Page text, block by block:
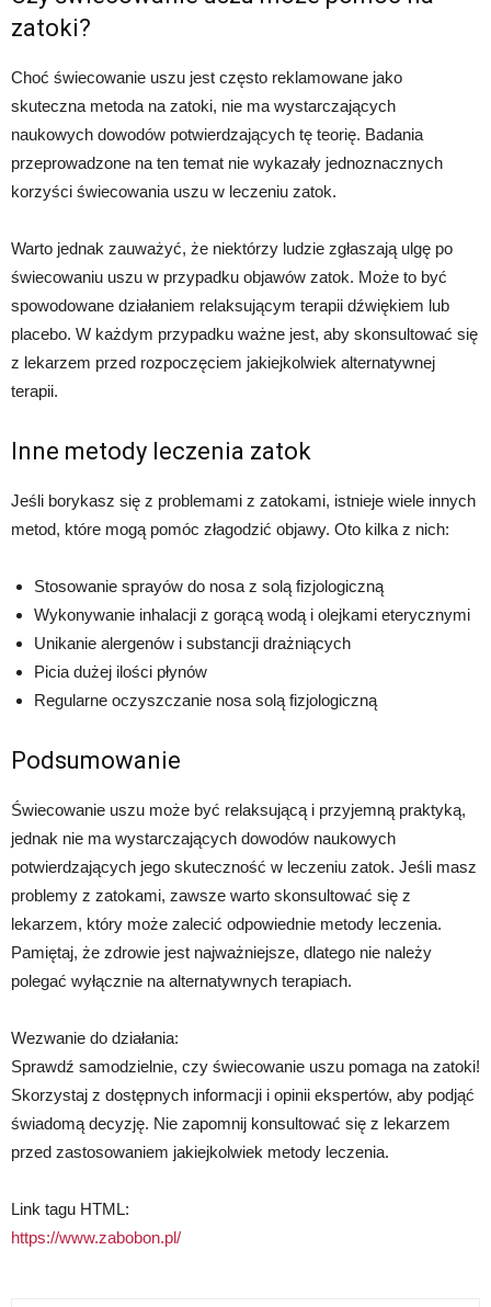
zatoki?
Choć świecowanie uszu jest często reklamowane jako
skuteczna metoda na zatoki, nie ma wystarczających
naukowych dowodów potwierdzających tę teorię. Badania
przeprowadzone na ten temat nie wykazały jednoznacznych
korzyści świecowania uszu w leczeniu zatok.
Warto jednak zauważyć, że niektórzy ludzie zgłaszają ulgę po
świecowaniu uszu w przypadku objawów zatok. Może to być
spowodowane działaniem relaksującym terapii dźwiękiem lub
placebo. W każdym przypadku ważne jest, aby skonsultować się
z lekarzem przed rozpoczęciem jakiejkolwiek alternatywnej
terapii.
Inne metody leczenia zatok
Jeśli borykasz się z problemami z zatokami, istnieje wiele innych
metod, które mogą pomóc złagodzić objawy. Oto kilka z nich:
Stosowanie sprayów do nosa z solą fizjologiczną
Wykonywanie inhalacji z gorącą wodą i olejkami eterycznymi
Unikanie alergenów i substancji drażniących
Picia dużej ilości płynów
Regularne oczyszczanie nosa solą fizjologiczną
Podsumowanie
Świecowanie uszu może być relaksującą i przyjemną praktyką,
jednak nie ma wystarczających dowodów naukowych
potwierdzających jego skuteczność w leczeniu zatok. Jeśli masz
problemy z zatokami, zawsze warto skonsultować się z
lekarzem, który może zalecić odpowiednie metody leczenia.
Pamiętaj, że zdrowie jest najważniejsze, dlatego nie należy
polegać wyłącznie na alternatywnych terapiach.
Wezwanie do działania:
Sprawdź samodzielnie, czy świecowanie uszu pomaga na zatoki!
Skorzystaj z dostępnych informacji i opinii ekspertów, aby podjąć
świadomą decyzję. Nie zapomnij konsultować się z lekarzem
przed zastosowaniem jakiejkolwiek metody leczenia.
Link tagu HTML:
https://www.zabobon.pl/